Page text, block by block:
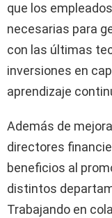
que los
necesarias para
con las últimas
inversiones en
aprendizaje
Además de
directores
beneficios al
distintos
Trabajando en